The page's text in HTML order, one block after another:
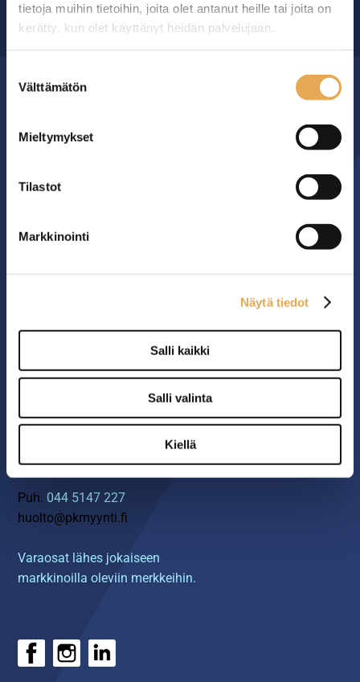
tietoja muihin tietoihin, joita olet antanut heille tai joita on
kerätty, kun olet käyttänyt heidän palvelujaan.
valinta
Välttämätön
Mieltymykset
Tilastot
Markkinointi
Näytä tiedot
Salli kaikki
Salli valinta
Kiellä
OTA YHTEYTTÄ ›
Seinäjoen PK-Myynti Oy
60120 SEINÄJOKI
Myymälä avoinna
Puh. 044 5147 227
huolto@pkmyynti.fi
Varaosat lähes jokaiseen
markkinoilla oleviin merkkeihin.